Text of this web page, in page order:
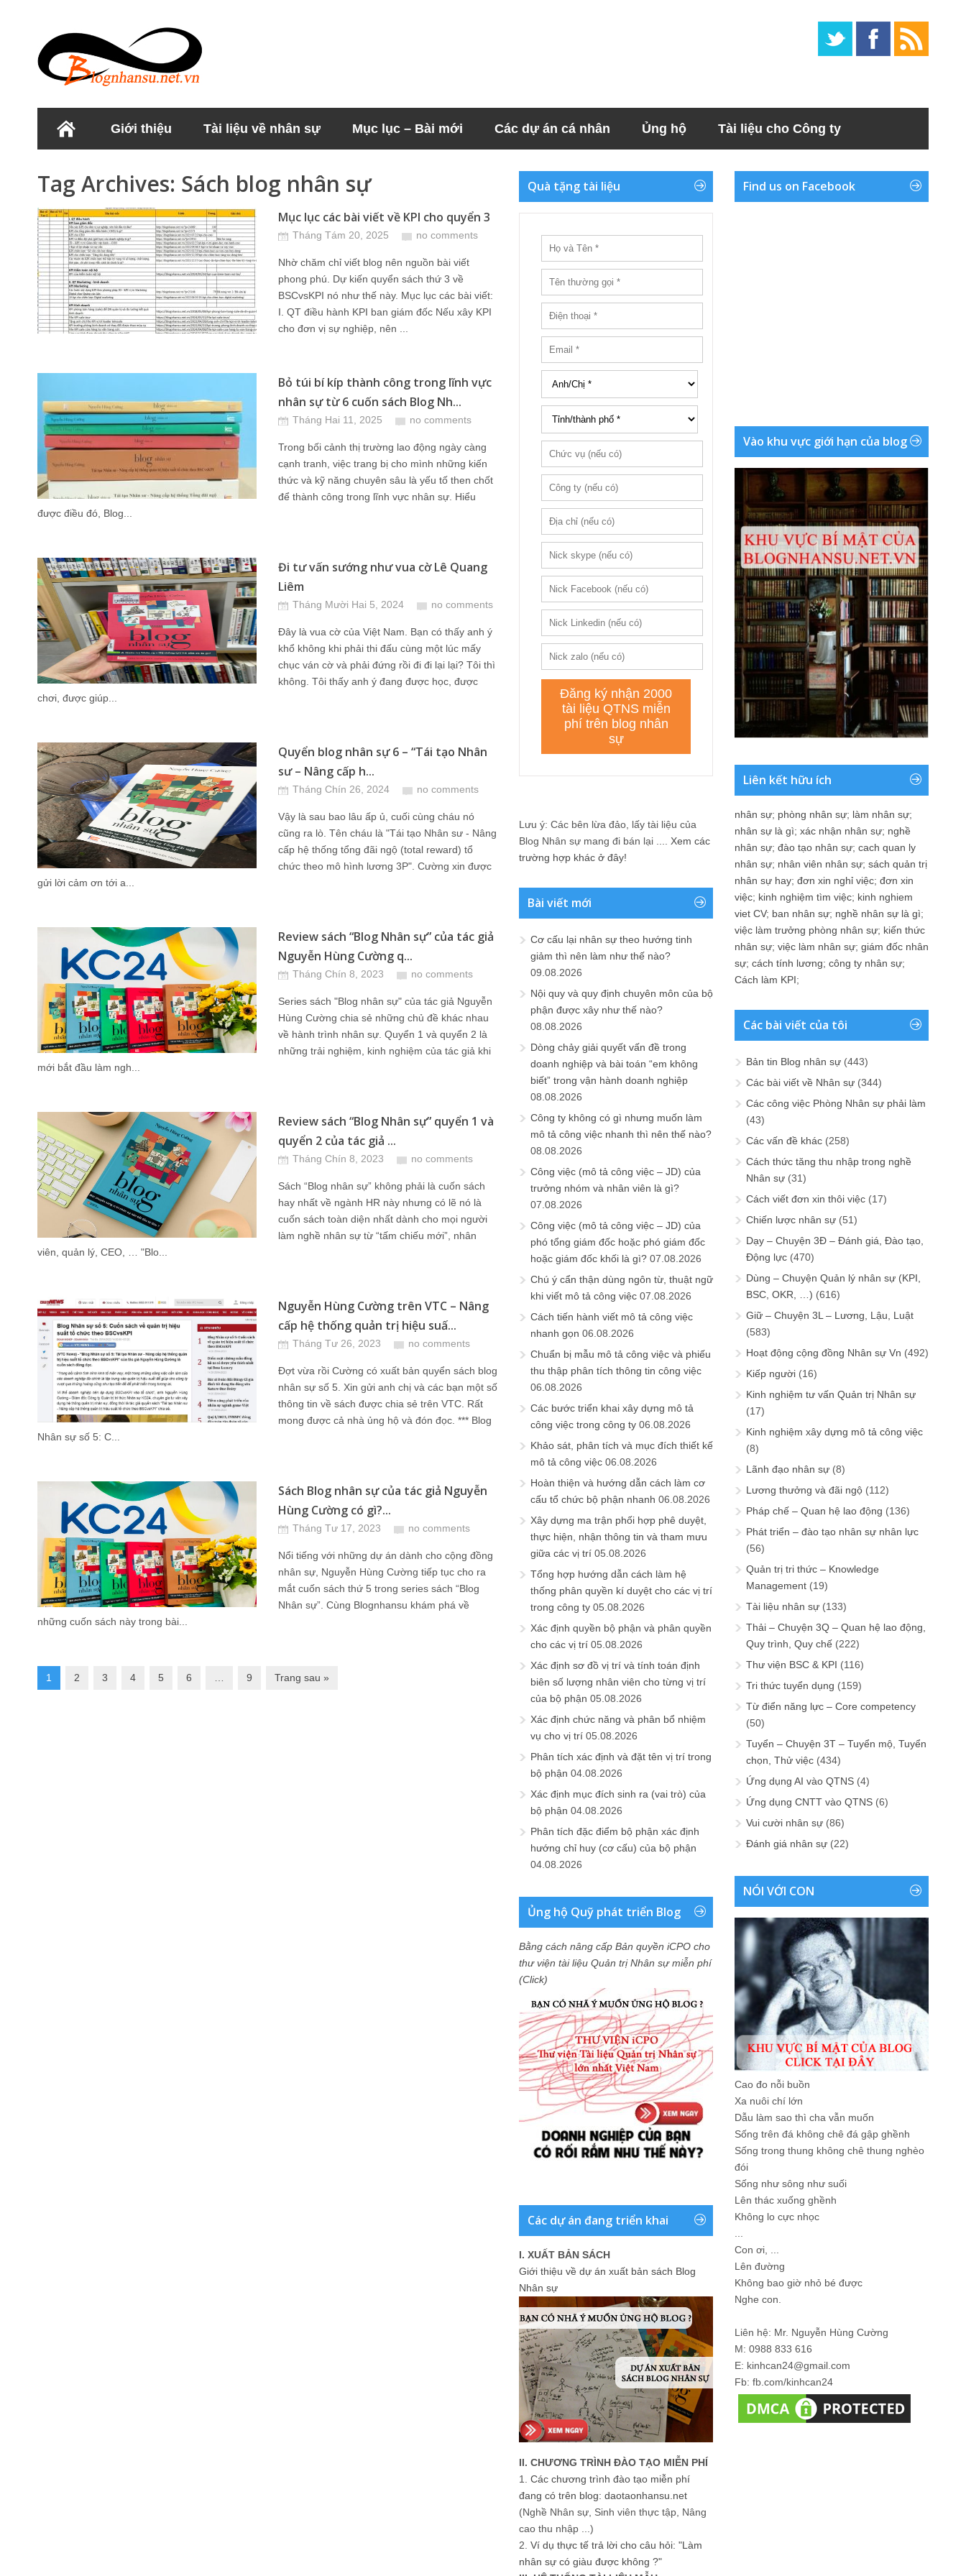
Giới thiệu Tài liệu về nhân sự Mục lục – Bài mới Các dự án cá nhân Ủng hộ Tài liệu cho Công ty
Tag Archives: Sách blog nhân sự
Mục lục các bài viết về KPI cho quyển 3
Tháng Tám 20, 2025 no comments
Nhờ chăm chỉ viết blog nên nguồn bài viết
phong phú. Dự kiến quyển sách thứ 3 về
BSCvsKPI nó như thế này. Mục lục các bài viết:
I. QT điều hành KPI ban giám đốc Nếu xây KPI
cho đơn vị sự nghiệp, nên ...
Bỏ túi bí kíp thành công trong lĩnh vực
nhân sự từ 6 cuốn sách Blog Nh...
Tháng Hai 11, 2025 no comments
Trong bối cảnh thị trường lao động ngày càng
cạnh tranh, việc trang bị cho mình những kiến
thức và kỹ năng chuyên sâu là yếu tố then chốt
để thành công trong lĩnh vực nhân sự. Hiểu
được điều đó, Blog...
Đi tư vấn sướng như vua cờ Lê Quang
Liêm
Tháng Mười Hai 5, 2024 no comments
Đây là vua cờ của Việt Nam. Bạn có thấy anh ý
khổ không khi phải thi đấu cùng một lúc mấy
chục ván cờ và phải đứng rồi đi đi lại lại? Tôi thì
không. Tôi thấy anh ý đang được học, được
chơi, được giúp...
Quyển blog nhân sự 6 – “Tái tạo Nhân
sư – Nâng cấp h...
Tháng Chín 26, 2024 no comments
Vậy là sau bao lâu ấp ủ, cuối cùng cháu nó
cũng ra lò. Tên cháu là "Tái tạo Nhân sư - Nâng
cấp hệ thống tổng đãi ngộ (total reward) tổ
chức theo mô hình lương 3P". Cường xin được
gửi lời cảm ơn tới a...
Review sách “Blog Nhân sự” của tác giả
Nguyễn Hùng Cường q...
Tháng Chín 8, 2023 no comments
Series sách "Blog nhân sự" của tác giả Nguyễn
Hùng Cường chia sẻ những chủ đề khác nhau
về hành trình nhân sự. Quyển 1 và quyển 2 là
những trải nghiệm, kinh nghiệm của tác giả khi
mới bắt đầu làm ngh...
Review sách “Blog Nhân sự” quyển 1 và
quyển 2 của tác giả ...
Tháng Chín 8, 2023 no comments
Sách “Blog nhân sự” không phải là cuốn sách
hay nhất về ngành HR này nhưng có lẽ nó là
cuốn sách toàn diện nhất dành cho mọi người
làm nghề nhân sự từ “tấm chiếu mới”, nhân
viên, quản lý, CEO, … "Blo...
Nguyễn Hùng Cường trên VTC – Nâng
cấp hệ thống quản trị hiệu suấ...
Tháng Tư 26, 2023 no comments
Đợt vừa rồi Cường có xuất bản quyển sách blog
nhân sự số 5. Xin gửi anh chị và các bạn một số
thông tin về sách được chia sẻ trên VTC. Rất
mong được cả nhà ủng hộ và đón đọc. *** Blog
Nhân sự số 5: C...
Sách Blog nhân sự của tác giả Nguyễn
Hùng Cường có gì?...
Tháng Tư 17, 2023 no comments
Nổi tiếng với những dự án dành cho cộng đồng
nhân sự, Nguyễn Hùng Cường tiếp tục cho ra
mắt cuốn sách thứ 5 trong series sách “Blog
Nhân sự”. Cùng Blognhansu khám phá về
những cuốn sách này trong bài...
1 2 3 4 5 6 9 Trang sau »
Quà tặng tài liệu
Lưu ý: Các bên lừa đảo, lấy tài liệu của
Blog Nhân sự mang đi bán lại .... Xem các
trường hợp khác ở đây!
Bài viết mới
Cơ cấu lại nhân sự theo hướng tinh
giảm thì nên làm như thế nào?
09.08.2026
Nội quy và quy định chuyên môn của bộ
phận được xây như thế nào?
08.08.2026
Dòng chảy giải quyết vấn đề trong
doanh nghiệp và bài toán “em không
biết” trong vận hành doanh nghiệp
08.08.2026
Công ty không có gì nhưng muốn làm
mô tả công việc nhanh thì nên thế nào?
08.08.2026
Công việc (mô tả công việc – JD) của
trưởng nhóm và nhân viên là gì?
07.08.2026
Công việc (mô tả công việc – JD) của
phó tổng giám đốc hoặc phó giám đốc
hoặc giám đốc khối là gì? 07.08.2026
Chú ý cẩn thận dùng ngôn từ, thuật ngữ
khi viết mô tả công việc 07.08.2026
Cách tiến hành viết mô tả công việc
nhanh gọn 06.08.2026
Chuẩn bị mẫu mô tả công việc và phiếu
thu thập phân tích thông tin công việc
06.08.2026
Các bước triển khai xây dựng mô tả
công việc trong công ty 06.08.2026
Khảo sát, phân tích và mục đích thiết kế
mô tả công việc 06.08.2026
Hoàn thiện và hướng dẫn cách làm cơ
cấu tổ chức bộ phận nhanh 06.08.2026
Xây dựng ma trận phối hợp phê duyệt,
thực hiện, nhận thông tin và tham mưu
giữa các vị trí 05.08.2026
Tổng hợp hướng dẫn cách làm hệ
thống phân quyền kí duyệt cho các vị trí
trong công ty 05.08.2026
Xác định quyền bộ phận và phân quyền
cho các vị trí 05.08.2026
Xác định sơ đồ vị trí và tính toán định
biên số lượng nhân viên cho từng vị trí
của bộ phận 05.08.2026
Xác định chức năng và phân bổ nhiệm
vụ cho vị trí 05.08.2026
Phân tích xác định và đặt tên vị trí trong
bộ phận 04.08.2026
Xác định mục đích sinh ra (vai trò) của
bộ phận 04.08.2026
Phân tích đặc điểm bộ phận xác định
hướng chỉ huy (cơ cấu) của bộ phận
04.08.2026
Ủng hộ Quỹ phát triển Blog
Bằng cách nâng cấp Bản quyền iCPO cho
thư viện tài liệu Quản trị Nhân sự miễn phí
(Click)
Các dự án đang triển khai
I. XUẤT BẢN SÁCH
Giới thiệu về dự án xuất bản sách Blog
Nhân sự
II. CHƯƠNG TRÌNH ĐÀO TẠO MIỄN PHÍ
1. Các chương trình đào tạo miễn phí
đang có trên blog: daotaonhansu.net
(Nghề Nhân sự, Sinh viên thực tập, Nâng
cao thu nhập ...)
2. Ví dụ thực tế trả lời cho câu hỏi: "Làm
nhân sự có giàu được không ?"
Find us on Facebook
Vào khu vực giới hạn của blog
Liên kết hữu ích
nhân sự; phòng nhân sự; làm nhân sự;
nhân sự là gì; xác nhận nhân sự; nghề
nhân sự; đào tạo nhân sự; cach quan ly
nhân sự; nhân viên nhân sự; sách quản trị
nhân sự hay; đơn xin nghỉ việc; đơn xin
việc; kinh nghiệm tìm việc; kinh nghiem
viet CV; ban nhân sự; nghề nhân sự là gì;
việc làm trưởng phòng nhân sự; kiến thức
nhân sự; việc làm nhân sự; giám đốc nhân
sự; cách tính lương; công ty nhân sự;
Cách làm KPI;
Các bài viết của tôi
Bản tin Blog nhân sự (443)
Các bài viết về Nhân sự (344)
Các công việc Phòng Nhân sự phải làm
(43)
Các vấn đề khác (258)
Cách thức tăng thu nhập trong nghề
Nhân sự (31)
Cách viết đơn xin thôi việc (17)
Chiến lược nhân sự (51)
Dạy – Chuyện 3Đ – Đánh giá, Đào tạo,
Động lực (470)
Dùng – Chuyện Quản lý nhân sự (KPI,
BSC, OKR, …) (616)
Giữ – Chuyện 3L – Lương, Lậu, Luật
(583)
Hoạt động cộng đồng Nhân sự Vn (492)
Kiếp người (16)
Kinh nghiệm tư vấn Quản trị Nhân sự
(17)
Kinh nghiệm xây dựng mô tả công việc
(8)
Lãnh đạo nhân sự (8)
Lương thưởng và đãi ngộ (112)
Pháp chế – Quan hệ lao động (136)
Phát triển – đào tạo nhân sự nhân lực
(56)
Quản trị tri thức – Knowledge
Management (19)
Tài liệu nhân sự (133)
Thải – Chuyện 3Q – Quan hệ lao động,
Quy trình, Quy chế (222)
Thư viện BSC & KPI (116)
Tri thức tuyển dụng (159)
Từ điển năng lực – Core competency
(50)
Tuyển – Chuyện 3T – Tuyển mộ, Tuyển
chọn, Thử việc (434)
Ứng dụng AI vào QTNS (4)
Ứng dụng CNTT vào QTNS (6)
Vui cười nhân sự (86)
Đánh giá nhân sự (22)
NÓI VỚI CON
Cao đo nỗi buồn
Xa nuôi chí lớn
Dẫu làm sao thì cha vẫn muốn
Sống trên đá không chê đá gập ghềnh
Sống trong thung không chê thung nghèo
đói
Sống như sông như suối
Lên thác xuống ghềnh
Không lo cực nhọc
Con ơi, ...
Lên đường
Không bao giờ nhỏ bé được
Nghe con.
Liên hệ: Mr. Nguyễn Hùng Cường
M: 0988 833 616
E: kinhcan24@gmail.com
Fb: fb.com/kinhcan24